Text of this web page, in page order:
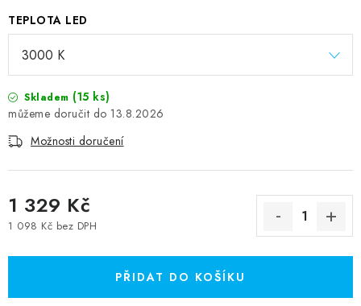
TEPLOTA LED
Skladem (15 ks)
13.8.2026
Možnosti doručení
1 329 Kč
1 098 Kč bez DPH
PŘIDAT DO KOŠÍKU